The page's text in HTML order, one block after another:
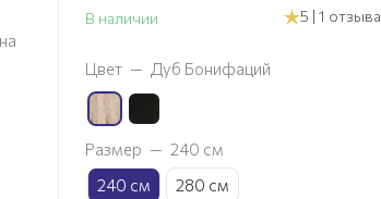
В наличии 5 | 1 отзыва
Цвет — Дуб Бонифаций
Размер — 240 см
240 см
280 см